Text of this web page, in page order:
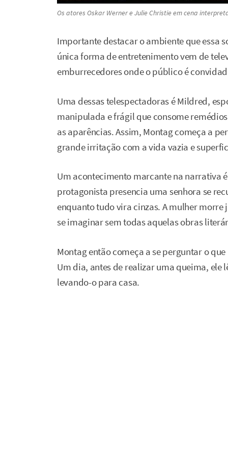
Os atores Oskar Werner e Julie Christie em cena
Importante destacar o ambiente que essa
única forma de entretenimento vem de
emburrecedores onde o público é
Uma dessas telespectadoras é Mildred,
manipulada e frágil que consome
as aparências. Assim, Montag começa a
grande irritação com a vida vazia e
Um acontecimento marcante na narrativa
protagonista presencia uma senhora se
enquanto tudo vira cinzas. A mulher
se imaginar sem todas aquelas obras
Montag então começa a se perguntar o
Um dia, antes de realizar uma queima, ele
levando-o para casa.